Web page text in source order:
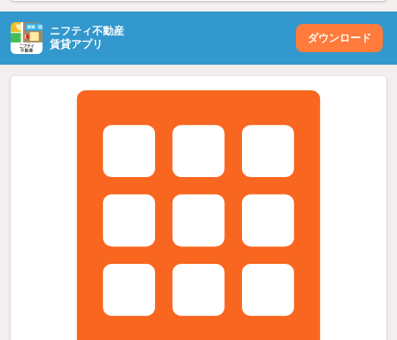
ニフティ不動産
賃貸アプリ
ダウンロード